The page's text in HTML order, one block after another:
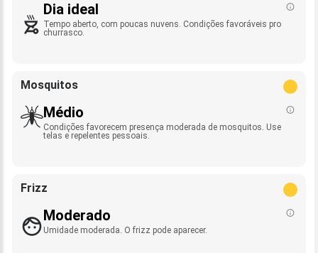
Dia ideal
Tempo aberto, com poucas nuvens. Condições favoráveis pro
churrasco.
Mosquitos
Médio
Condições favorecem presença moderada de mosquitos. Use
telas e repelentes pessoais.
Frizz
Moderado
Umidade moderada. O frizz pode aparecer.